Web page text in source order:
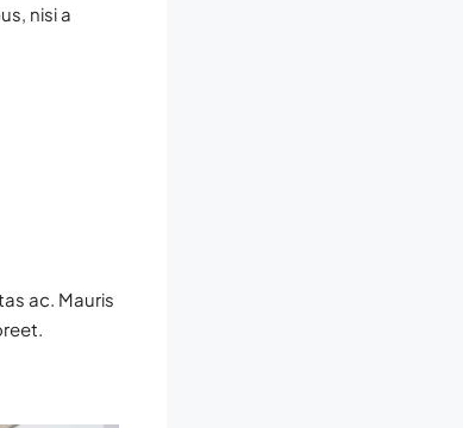
nisi a
ac. Mauris